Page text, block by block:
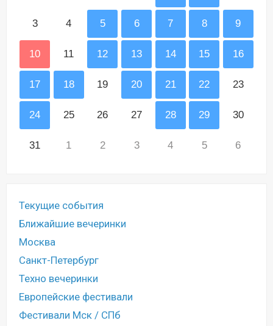
3 4 5 6 7 8 9
10 11 12 13 14 15 16
17 18 19 20 21 22 23
24 25 26 27 28 29 30
31 1 2 3 4 5 6
Текущие события
Ближайшие вечеринки
Москва
Санкт-Петербург
Техно вечеринки
Европейские фестивали
Фестивали Мск / СПб